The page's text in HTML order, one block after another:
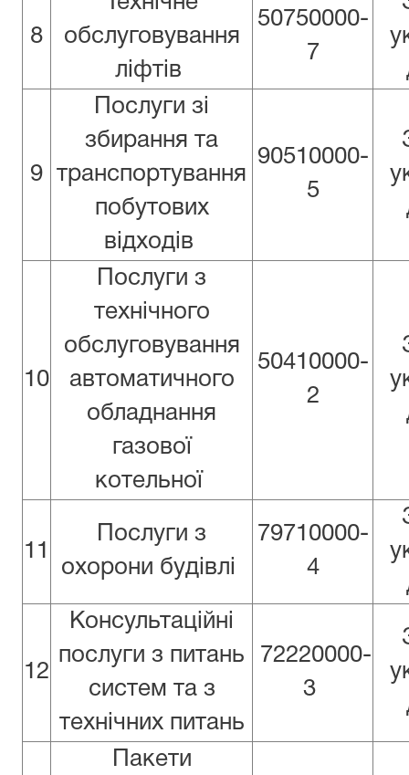
8
обслуговування
ліфтів
50750000-
7
9
Послуги зі
збирання та
транспортування
побутових
відходів
90510000-
5
10
Послуги з
технічного
обслуговування
автоматичного
обладнання
газової
котельної
50410000-
2
11
Послуги з
охорони будівлі
79710000-
4
12
Консультаційні
послуги з питань
систем та з
технічних питань
72220000-
3
Пакети